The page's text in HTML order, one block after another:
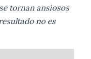
tornan ansiosos
no es